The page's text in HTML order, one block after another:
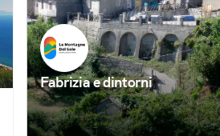
Fabrizia e dintorni